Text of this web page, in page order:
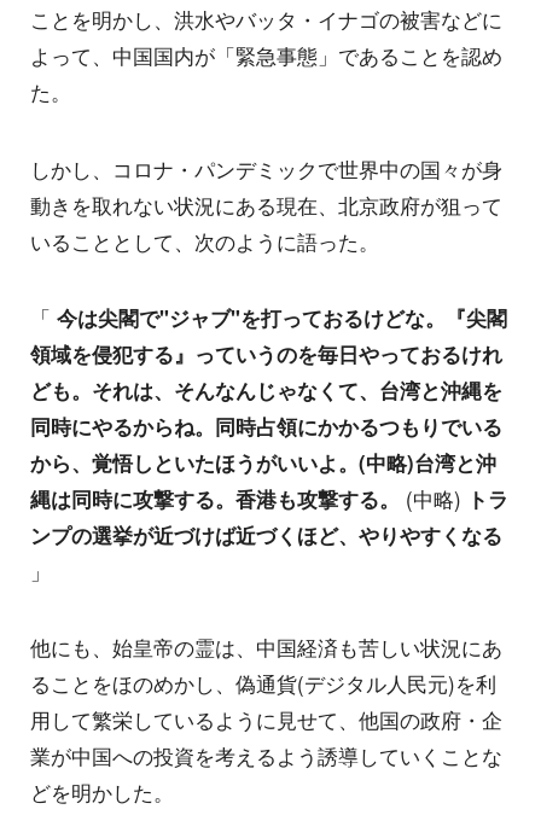
ことを明かし、洪水やバッタ・イナゴの被害などに
よって、中国国内が「緊急事態」であることを認め
た。
しかし、コロナ・パンデミックで世界中の国々が身
動きを取れない状況にある現在、北京政府が狙って
いることとして、次のように語った。
「 今は尖閣で"ジャブ"を打っておるけどな。『尖閣
領域を侵犯する』っていうのを毎日やっておるけれ
ども。それは、そんなんじゃなくて、台湾と沖縄を
同時にやるからね。同時占領にかかるつもりでいる
から、覚悟しといたほうがいいよ。(中略)台湾と沖
縄は同時に攻撃する。香港も攻撃する。
(中略) トラ
ンプの選挙が近づけば近づくほど、やりやすくなる
」
他にも、始皇帝の霊は、中国経済も苦しい状況にあ
ることをほのめかし、偽通貨(デジタル人民元)を利
用して繁栄しているように見せて、他国の政府・企
業が中国への投資を考えるよう誘導していくことな
どを明かした。